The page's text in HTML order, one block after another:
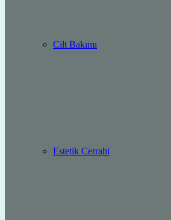
Cilt Bakımı
Estetik Cerrahi